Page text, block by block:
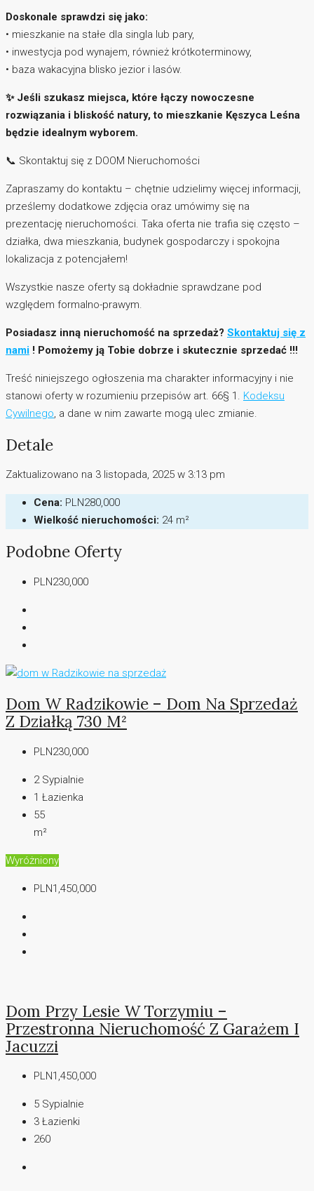
Doskonale sprawdzi się jako:
• mieszkanie na stałe dla singla lub pary,
• inwestycja pod wynajem, również krótkoterminowy,
• baza wakacyjna blisko jezior i lasów.
✨ Jeśli szukasz miejsca, które łączy nowoczesne
rozwiązania i bliskość natury, to mieszkanie Kęszyca Leśna
będzie idealnym wyborem.
📞 Skontaktuj się z DOOM Nieruchomości
Zapraszamy do kontaktu – chętnie udzielimy więcej informacji,
prześlemy dodatkowe zdjęcia oraz umówimy się na
prezentację nieruchomości. Taka oferta nie trafia się często –
działka, dwa mieszkania, budynek gospodarczy i spokojna
lokalizacja z potencjałem!
Wszystkie nasze oferty są dokładnie sprawdzane pod
względem formalno-prawym.
Posiadasz inną nieruchomość na sprzedaż? Skontaktuj się z
nami ! Pomożemy ją Tobie dobrze i skutecznie sprzedać !!!
Treść niniejszego ogłoszenia ma charakter informacyjny i nie
stanowi oferty w rozumieniu przepisów art. 66§ 1. Kodeksu
Cywilnego, a dane w nim zawarte mogą ulec zmianie.
Detale
Zaktualizowano na 3 listopada, 2025 w 3:13 pm
Cena: PLN280,000
Wielkość nieruchomości: 24 m²
Podobne Oferty
PLN230,000
Dom W Radzikowie – Dom Na Sprzedaż
Z Działką 730 M²
PLN230,000
2 Sypialnie
1 Łazienka
55
m²
Wyróżniony
PLN1,450,000
Dom Przy Lesie W Torzymiu –
Przestronna Nieruchomość Z Garażem I
Jacuzzi
PLN1,450,000
5 Sypialnie
3 Łazienki
260